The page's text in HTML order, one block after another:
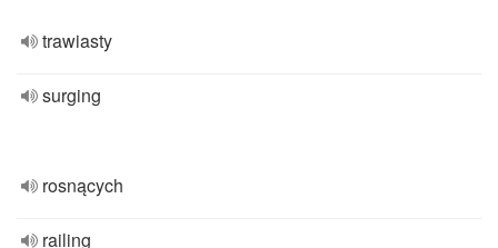
trawiasty
surging
rosnących
railing